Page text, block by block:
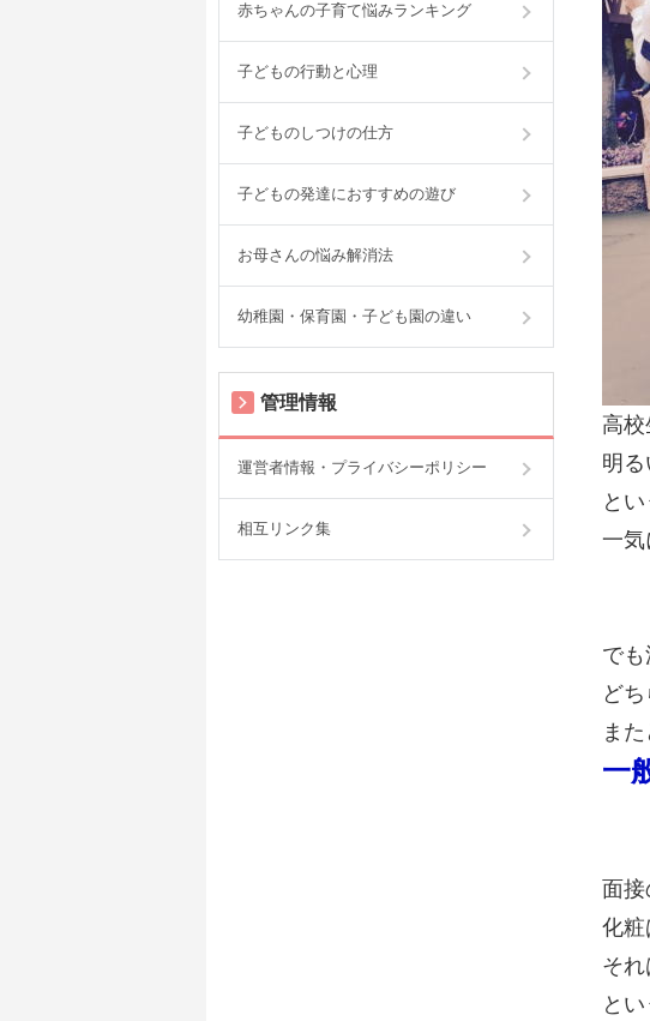
高
明
と
一気
で
ど
ま
一
面接
化粧
それ
と
赤ちゃんの子育て悩みランキング
子どもの行動と心理
子どものしつけの仕方
子どもの発達におすすめの遊び
お母さんの悩み解消法
幼稚園・保育園・子ども園の違い
管理情報
運営者情報・プライバシーポリシー
相互リンク集